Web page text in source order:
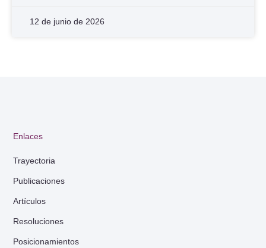
12 de junio de 2026
Enlaces
Trayectoria
Publicaciones
Artículos
Resoluciones
Posicionamientos